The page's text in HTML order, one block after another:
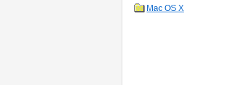
Mac OS X